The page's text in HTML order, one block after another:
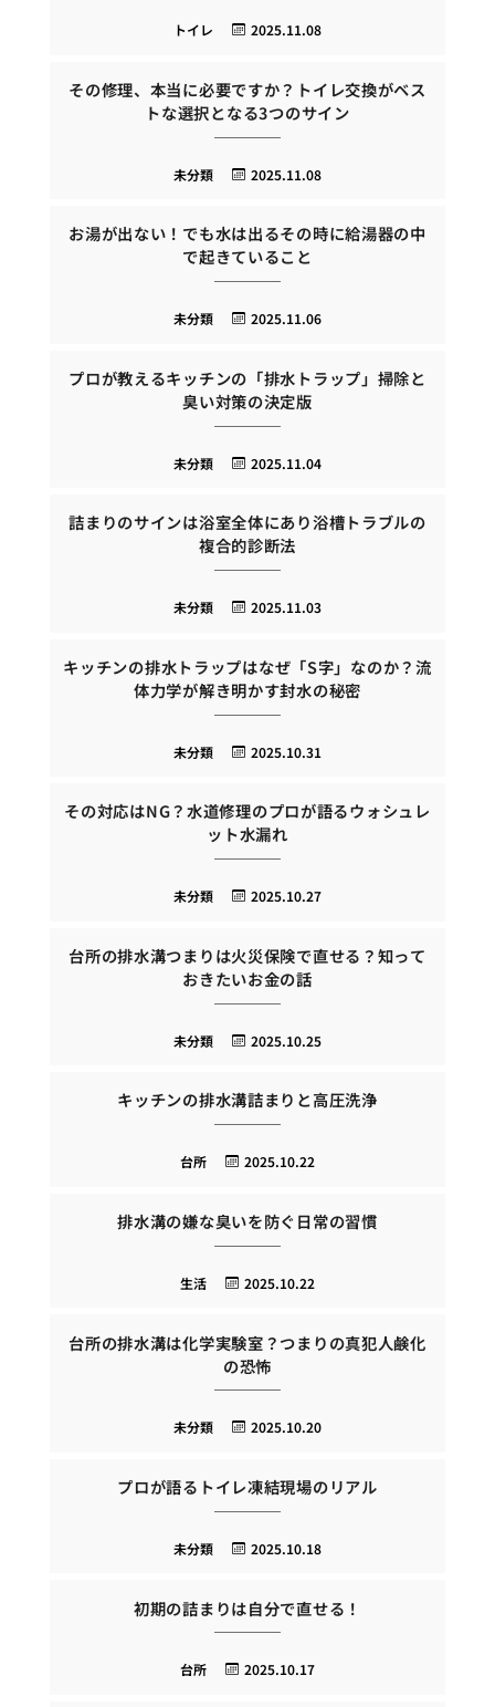
2025.11.08
トイレ
その修理、本当に必要ですか？トイレ交換がベス
トな選択となる3つのサイン
2025.11.08
未分類
お湯が出ない！でも水は出るその時に給湯器の中
で起きていること
2025.11.06
未分類
プロが教えるキッチンの「排水トラップ」掃除と
臭い対策の決定版
2025.11.04
未分類
詰まりのサインは浴室全体にあり浴槽トラブルの
複合的診断法
2025.11.03
未分類
キッチンの排水トラップはなぜ「S字」なのか？流
体力学が解き明かす封水の秘密
2025.10.31
未分類
その対応はNG？水道修理のプロが語るウォシュレ
ット水漏れ
2025.10.27
未分類
台所の排水溝つまりは火災保険で直せる？知って
おきたいお金の話
2025.10.25
未分類
キッチンの排水溝詰まりと高圧洗浄
2025.10.22
台所
排水溝の嫌な臭いを防ぐ日常の習慣
2025.10.22
生活
台所の排水溝は化学実験室？つまりの真犯人鹸化
の恐怖
2025.10.20
未分類
プロが語るトイレ凍結現場のリアル
2025.10.18
未分類
初期の詰まりは自分で直せる！
2025.10.17
台所